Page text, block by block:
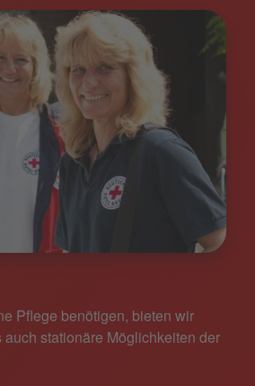
Pflege benötigen, bieten wir
auch stationäre Möglichkeiten der